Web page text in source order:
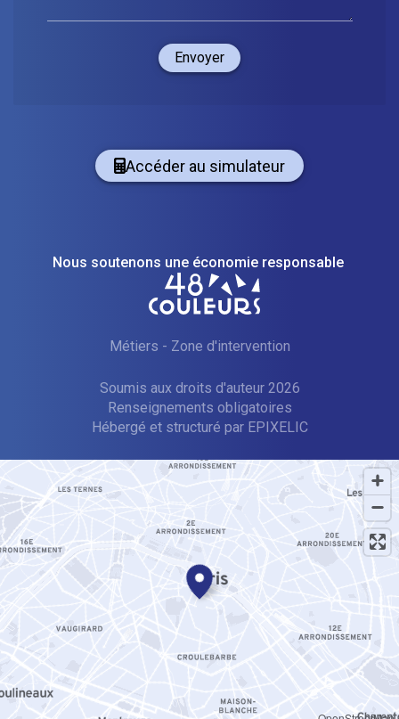
Envoyer
Accéder au simulateur
Nous soutenons une économie responsable
Métiers - Zone d'intervention
Soumis aux droits d'auteur 2026
—
Renseignements obligatoires
—
Hébergé et structuré par EPIXELIC